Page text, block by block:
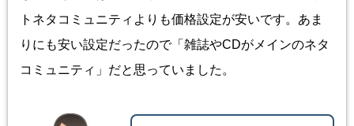
トネタコミュニティよりも価格設定が安いです。あま
りにも安い設定だったので「雑誌やCDがメインのネタ
コミュニティ」だと思っていました。